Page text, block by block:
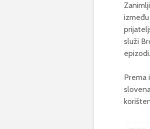
služi
epizodi.
Prema